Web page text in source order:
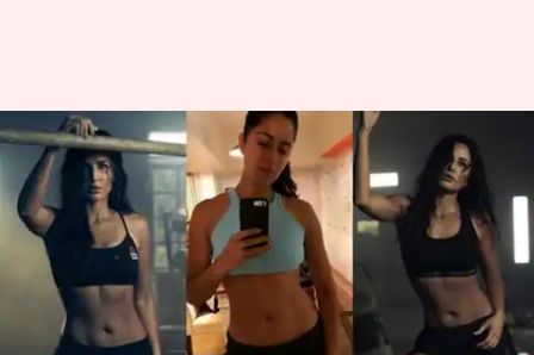
जन्मदिन विशेष: इस डाइट और
एक्सरसाइज से फिट रहती हैं कैटरीना
कैफ, जानें फिटनेस का राज
लेखन Jul 16, 2020 10:14 am
क्या है खबर?